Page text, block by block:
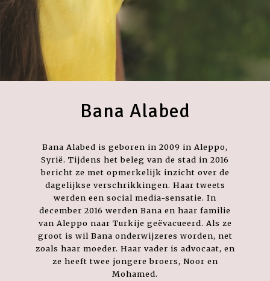
Bana Alabed
Bana Alabed is geboren in 2009 in Aleppo,
Syrië. Tijdens het beleg van de stad in 2016
bericht ze met opmerkelijk inzicht over de
dagelijkse verschrikkingen. Haar tweets
werden een social media-sensatie. In
december 2016 werden Bana en haar familie
van Aleppo naar Turkije geëvacueerd. Als ze
groot is wil Bana onderwijzeres worden, net
zoals haar moeder. Haar vader is advocaat, en
ze heeft twee jongere broers, Noor en
Mohamed.